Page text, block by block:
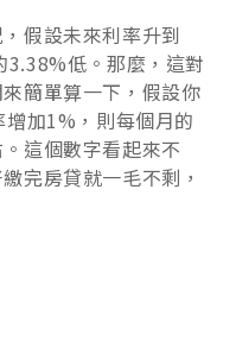
假設未來利率升到
低。那麼，這對
簡單算一下，假設你
加1%，則每個月的
這個數字看起來不
完房貸就一毛不剩，